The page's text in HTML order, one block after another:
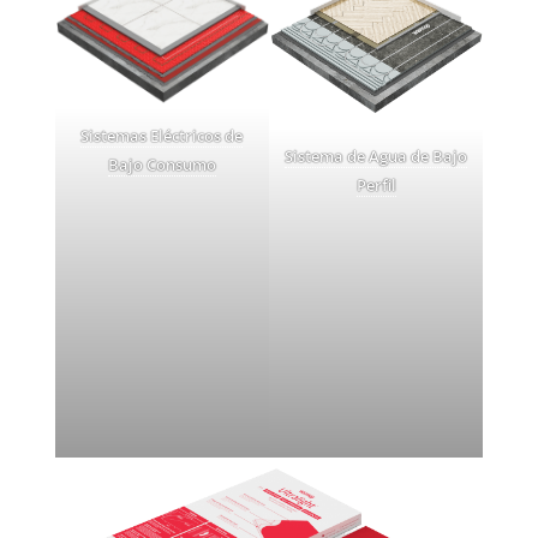
Sistemas Eléctricos de
Bajo Consumo
Sistema de Agua de Bajo
Perfil